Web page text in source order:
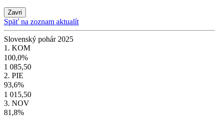
Zavri
Späť na zoznam aktualít
Slovenský pohár 2025
1. KOM
100,0%
1 085,50
2. PIE
93,6%
1 015,50
3. NOV
81,8%